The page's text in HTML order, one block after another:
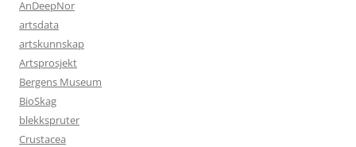
AnDeepNor
artsdata
artskunnskap
Artsprosjekt
Bergens Museum
BioSkag
blekkspruter
Crustacea